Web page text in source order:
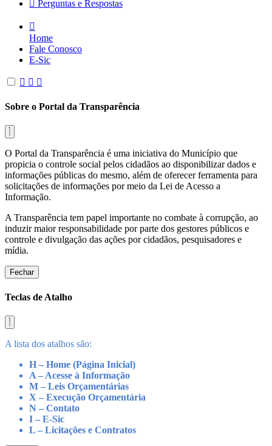
Perguntas e Respostas
Home
Fale Conosco
E-Sic
Sobre o Portal da Transparência
O Portal da Transparência é uma iniciativa do Município que
propicia o controle social pelos cidadãos ao disponibilizar dados e
informações públicas do mesmo, além de oferecer ferramenta para
solicitações de informações por meio da Lei de Acesso a
Informação.
A Transparência tem papel importante no combate à corrupção, ao
induzir maior responsabilidade por parte dos gestores públicos e
controle e divulgação das ações por cidadãos, pesquisadores e
mídia.
Fechar
Teclas de Atalho
A lista dos atalhos são:
H – Home (Página Inicial)
A – Acesse à Informação
M – Leis Orçamentárias
X – Execução Orçamentária
N – Contato
I – E-Sic
L – Licitações e Contratos